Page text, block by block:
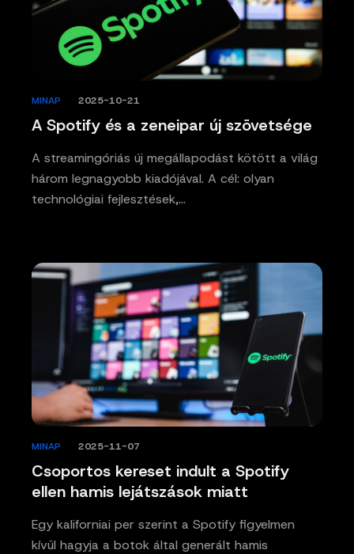
A Spotify és a zeneipar új szövetsége
MINAP 2025-10-21
A streamingóriás új megállapodást kötött a világ
három legnagyobb kiadójával. A cél: olyan
technológiai fejlesztések,…
Csoportos kereset indult a Spotify
ellen hamis lejátszások miatt
MINAP 2025-11-07
Egy kaliforniai per szerint a Spotify figyelmen
kívül hagyja a botok által generált hamis